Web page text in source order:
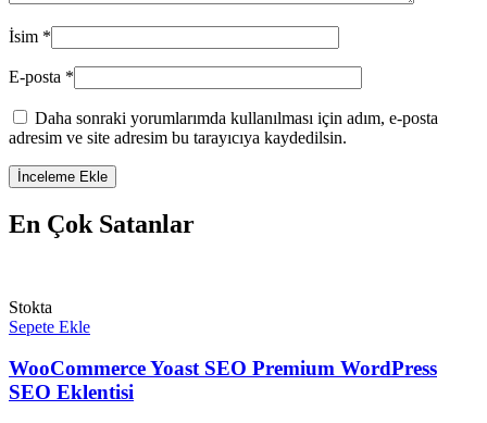
İsim *
E-posta *
Daha sonraki yorumlarımda kullanılması için adım, e-posta
adresim ve site adresim bu tarayıcıya kaydedilsin.
En Çok Satanlar
Stokta
Sepete Ekle
WooCommerce Yoast SEO Premium WordPress
SEO Eklentisi